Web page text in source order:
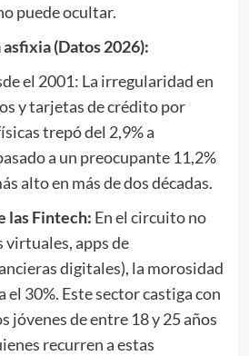
puede ocultar.
(Datos 2026):
el 2001: La irregularidad en
y tarjetas de crédito por
trepó del 2,9% a
a un preocupante 11,2%
alto en más de dos décadas.
las Fintech: En el circuito no
apps de
digitales), la morosidad
el 30%. Este sector castiga con
jóvenes de entre 18 y 25 años
recurren a estas